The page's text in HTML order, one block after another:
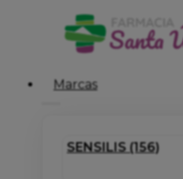
Marcas
SENSILIS (156)